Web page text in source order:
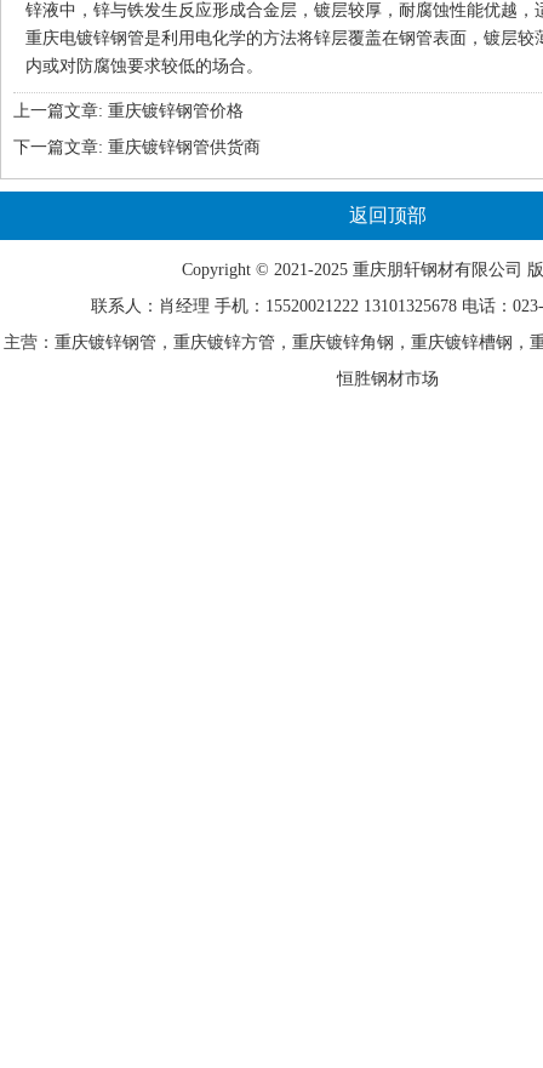
锌液中，锌与铁发生反应形成合金层，镀层较厚，耐腐蚀性能优越，
重庆电镀锌钢管是利用电化学的方法将锌层覆盖在钢管表面，镀层较
内或对防腐蚀要求较低的场合。
上一篇文章: 重庆镀锌钢管价格
下一篇文章: 重庆镀锌钢管供货商
返回顶部
Copyright © 2021-2025 重庆朋轩钢材有限公司
联系人：肖经理 手机：15520021222 13101325678 电话：
主营：重庆镀锌钢管，重庆镀锌方管，重庆镀锌角钢，重庆镀锌槽钢，
恒胜钢材市场